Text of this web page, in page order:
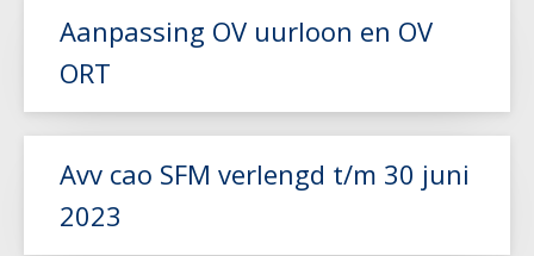
Lees meer
Aanpassing OV uurloon en OV
ORT
Avv cao SFM verlengd t/m 30 juni
2023